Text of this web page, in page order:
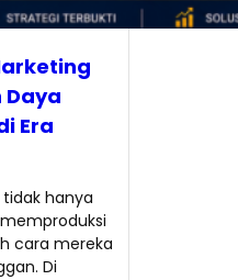
Daya
Era
hanya
cara mereka
Di